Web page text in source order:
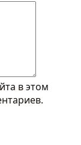
в этом